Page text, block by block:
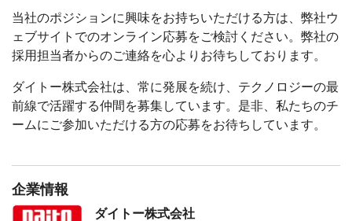
当社のポジションに興味をお持ちいただける方は、弊社ウ
ェブサイトでのオンライン応募をご検討ください。弊社の
採用担当者からのご連絡を心よりお待ちしております。
ダイトー株式会社は、常に発展を続け、テクノロジーの最
前線で活躍する仲間を募集しています。是非、私たちのチ
ームにご参加いただける方の応募をお待ちしています。
企業情報
ダイトー株式会社